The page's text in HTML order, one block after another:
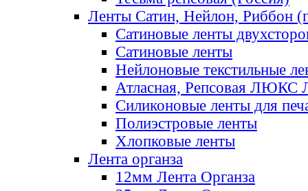
Ленты Сатин, Нейлон, Риббон
Сатиновые ленты
Сатиновые ленты
Нейлоновые текстильные
Атласная, Репсовая ЛЮКС
Силиконовые ленты для
Полиэстровые ленты
Хлопковые ленты
Лента органза
12мм Лента Органза